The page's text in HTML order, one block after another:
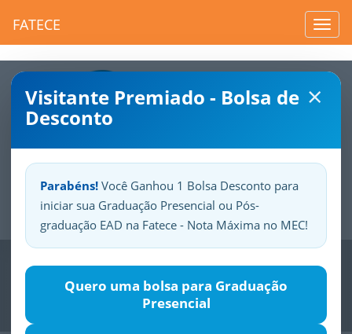
FATECE
×
Visitante Premiado - Bolsa de
Desconto
Parabéns! Você Ganhou 1 Bolsa Desconto para
iniciar sua Graduação Presencial ou Pós-
graduação EAD na Fatece - Nota Máxima no MEC!
Quero uma bolsa para Graduação
Presencial
SuaFatece.Seuorgulho.
Previous